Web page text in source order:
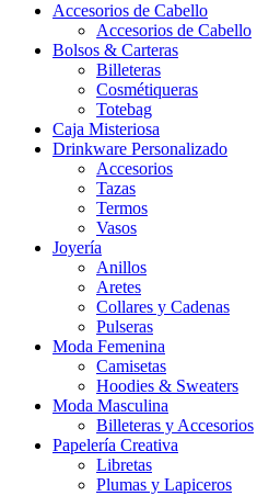
Accesorios de Cabello
Accesorios de Cabello
Bolsos & Carteras
Billeteras
Cosmétiqueras
Totebag
Caja Misteriosa
Drinkware Personalizado
Accesorios
Tazas
Termos
Vasos
Joyería
Anillos
Aretes
Collares y Cadenas
Pulseras
Moda Femenina
Camisetas
Hoodies & Sweaters
Moda Masculina
Billeteras y Accesorios
Papelería Creativa
Libretas
Plumas y Lapiceros